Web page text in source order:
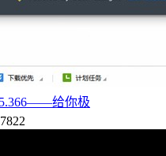
给你极